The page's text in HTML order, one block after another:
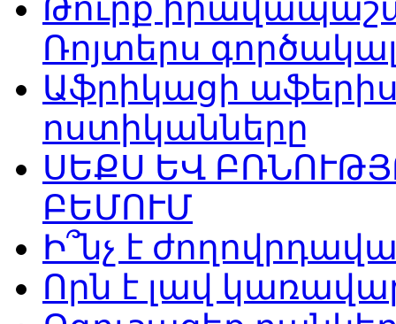
Թուրք
Ռոյտերս
Աֆրիկացի
ոստիկանները
ՍԵՔՍ ԵՎ
ԲԵՄՈՒՄ
Ի՞նչ է
Որն է լավ